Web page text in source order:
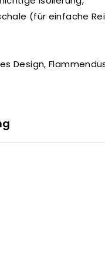
(für einfache
Design,